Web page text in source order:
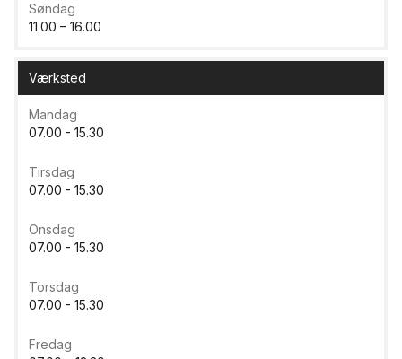
Søndag
11.00 – 16.00
Værksted
Mandag
07.00 - 15.30
Tirsdag
07.00 - 15.30
Onsdag
07.00 - 15.30
Torsdag
07.00 - 15.30
Fredag